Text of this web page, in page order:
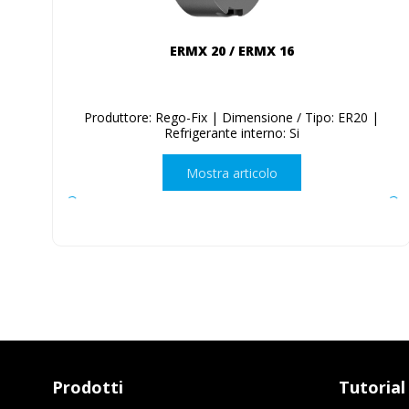
ERMX 20 / ERMX 16
Produttore: Rego-Fix | Dimensione / Tipo: ER20 |
Refrigerante interno: Si
Mostra articolo
Prodotti Tutorial